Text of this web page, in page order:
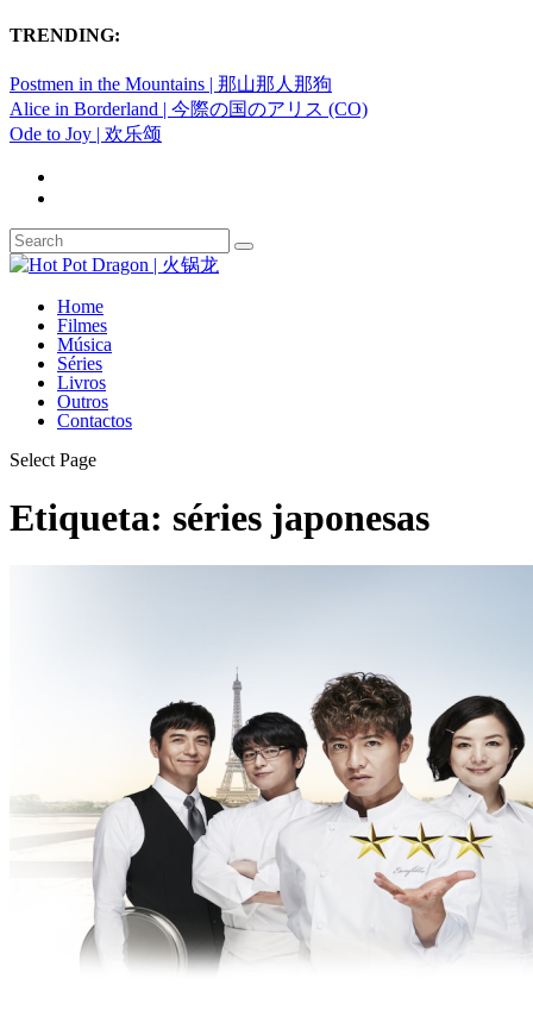
TRENDING:
Postmen in the Mountains | 那山那人那狗
Alice in Borderland | 今際の国のアリス (CO)
Ode to Joy | 欢乐颂
Home
Filmes
Música
Séries
Livros
Outros
Contactos
Select Page
Etiqueta: séries japonesas